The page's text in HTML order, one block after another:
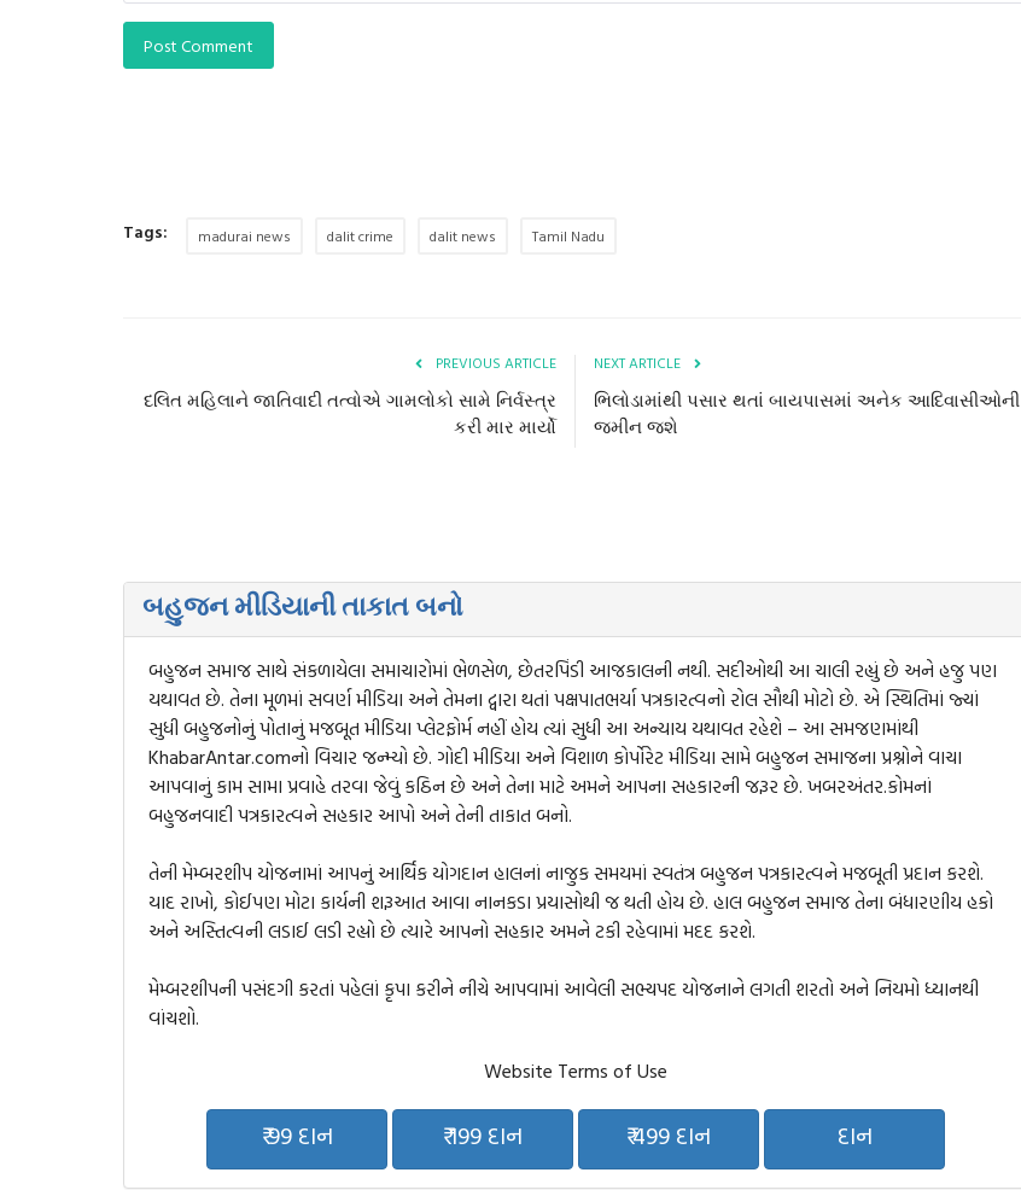
Post Comment
Tags: madurai news dalit crime dalit news Tamil Nadu
PREVIOUS ARTICLE
દલિત મહિલાને જાતિવાદી તત્વોએ ગામલોકો સામે નિર્વસ્ત્ર
કરી માર માર્યો
NEXT ARTICLE
ભિલોડામાંથી પસાર થતાં બાયપાસમાં અનેક આદિવાસીઓની
જમીન જશે
બહુજન મીડિયાની તાકાત બનો
બહુજન સમાજ સાથે સંકળાયેલા સમાચારોમાં ભેળસેળ, છેતરપિંડી આજકાલની નથી. સદીઓથી આ ચાલી રહ્યું છે અને હજુ પણ
યથાવત છે. તેના મૂળમાં સવર્ણ મીડિયા અને તેમના દ્વારા થતાં પક્ષપાતભર્યા પત્રકારત્વનો રોલ સૌથી મોટો છે. એ સ્થિતિમાં જ્યાં
સુધી બહુજનોનું પોતાનું મજબૂત મીડિયા પ્લેટફોર્મ નહીં હોય ત્યાં સુધી આ અન્યાય યથાવત રહેશે – આ સમજણમાંથી
KhabarAntar.comનો વિચાર જન્મ્યો છે. ગોદી મીડિયા અને વિશાળ કોર્પોરેટ મીડિયા સામે બહુજન સમાજના પ્રશ્નોને વાચા
આપવાનું કામ સામા પ્રવાહે તરવા જેવું કઠિન છે અને તેના માટે અમને આપના સહકારની જરૂર છે. ખબરઅંતર.કોમનાં
બહુજનવાદી પત્રકારત્વને સહકાર આપો અને તેની તાકાત બનો.
તેની મેમ્બરશીપ યોજનામાં આપનું આર્થિક યોગદાન હાલનાં નાજુક સમયમાં સ્વતંત્ર બહુજન પત્રકારત્વને મજબૂતી પ્રદાન કરશે.
યાદ રાખો, કોઈપણ મોટા કાર્યની શરૂઆત આવા નાનકડા પ્રયાસોથી જ થતી હોય છે. હાલ બહુજન સમાજ તેના બંધારણીય હકો
અને અસ્તિત્વની લડાઈ લડી રહ્યો છે ત્યારે આપનો સહકાર અમને ટકી રહેવામાં મદદ કરશે.
મેમ્બરશીપની પસંદગી કરતાં પહેલાં કૃપા કરીને નીચે આપવામાં આવેલી સભ્યપદ યોજનાને લગતી શરતો અને નિયમો ધ્યાનથી
વાંચશો.
Website Terms of Use
₹ 99 દાન ₹ 199 દાન ₹ 499 દાન દાન